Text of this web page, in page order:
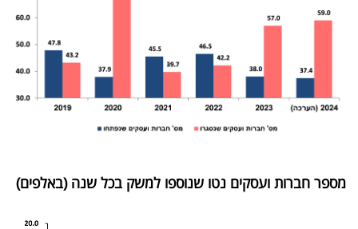
TOP-
המילון
הכלכלי
40
מספר חברות ועסקים נטו שנוספו למשק בכל שנה (באלפים)